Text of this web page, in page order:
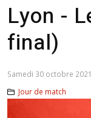
Lyon -
final)
Samedi 30 octobre
Jour de match